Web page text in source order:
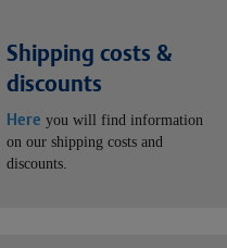
Shipping costs &
discounts
Here you will find information
on our shipping costs and
discounts.